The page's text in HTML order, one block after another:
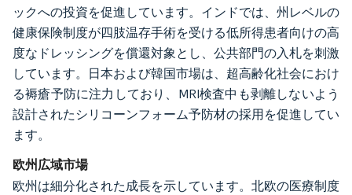
ックへの投資を促進しています。インドでは、州レベルの
健康保険制度が四肢温存手術を受ける低所得患者向けの高
度なドレッシングを償還対象とし、公共部門の入札を刺激
しています。日本および韓国市場は、超高齢化社会におけ
る褥瘡予防に注力しており、MRI検査中も剥離しないよう
設計されたシリコーンフォーム予防材の採用を促進してい
ます。
欧州広域市場
欧州は細分化された成長を示しています。北欧の医療制度